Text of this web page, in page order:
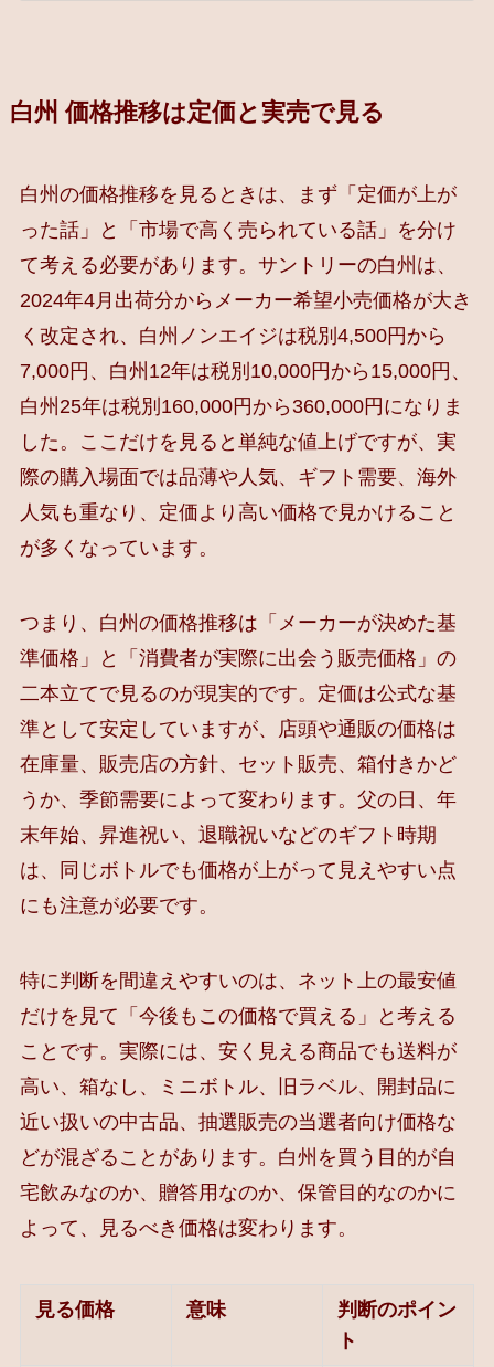
白州 価格推移は定価と実売で見る
白州の価格推移を見るときは、まず「定価が上が
った話」と「市場で高く売られている話」を分け
て考える必要があります。サントリーの白州は、
2024年4月出荷分からメーカー希望小売価格が大き
く改定され、白州ノンエイジは税別4,500円から
7,000円、白州12年は税別10,000円から15,000円、
白州25年は税別160,000円から360,000円になりま
した。ここだけを見ると単純な値上げですが、実
際の購入場面では品薄や人気、ギフト需要、海外
人気も重なり、定価より高い価格で見かけること
が多くなっています。
つまり、白州の価格推移は「メーカーが決めた基
準価格」と「消費者が実際に出会う販売価格」の
二本立てで見るのが現実的です。定価は公式な基
準として安定していますが、店頭や通販の価格は
在庫量、販売店の方針、セット販売、箱付きかど
うか、季節需要によって変わります。父の日、年
末年始、昇進祝い、退職祝いなどのギフト時期
は、同じボトルでも価格が上がって見えやすい点
にも注意が必要です。
特に判断を間違えやすいのは、ネット上の最安値
だけを見て「今後もこの価格で買える」と考える
ことです。実際には、安く見える商品でも送料が
高い、箱なし、ミニボトル、旧ラベル、開封品に
近い扱いの中古品、抽選販売の当選者向け価格な
どが混ざることがあります。白州を買う目的が自
宅飲みなのか、贈答用なのか、保管目的なのかに
よって、見るべき価格は変わります。
見る価格 意味
判断のポイン
ト